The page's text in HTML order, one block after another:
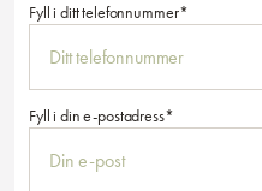
Fyll i ditt telefonnummer*
Fyll i din e-postadress*